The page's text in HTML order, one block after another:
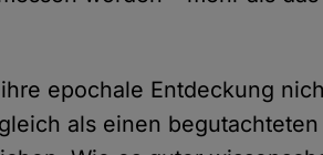
epochale Entdeckung
als einen